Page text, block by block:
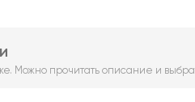
Можно прочитать описание и